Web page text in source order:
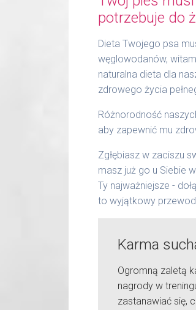
potrzebuje do
Dieta Twojego psa
węglowodanów,
naturalna dieta dla
zdrowego życia
Różnorodność
aby zapewnić mu
Zgłębiasz w zaciszu
masz już go u Siebie w
Ty najważniejsze -
to wyjątkowy
Karma
Ogromną zaletą
nagrody w
zastanawiać się,